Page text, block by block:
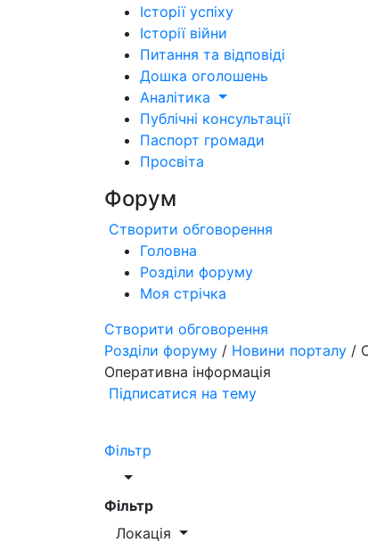
Історії успіху
Історії війни
Питання та відповіді
Дошка оголошень
Аналітика
Публічні консультації
Паспорт громади
Просвіта
Форум
Створити обговорення
Головна
Розділи форуму
Моя стрічка
Створити обговорення
Розділи форуму / Новини порталу /
Оперативна інформація
Підписатися на тему
Фільтр
Фільтр
Локація